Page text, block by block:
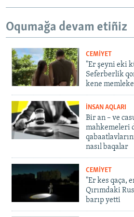
Oqumağa devam etiñiz
CEMİYET
"Er şeyni eki
Seferberlik
kene
İNSAN AQLARI
Bir an – ve
mahkemeleri
nasıl baqalar
CEMİYET
"Er kes qaça,
Qırımdaki
barıp yetti